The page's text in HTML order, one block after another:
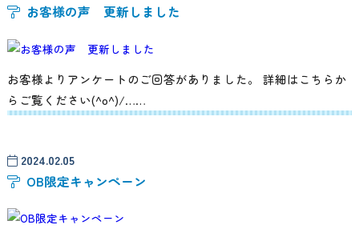
お客様の声 更新しました
お客様よりアンケートのご回答がありました。 詳細はこちらか
らご覧ください(^o^)/……
2024.02.05
OB限定キャンペーン